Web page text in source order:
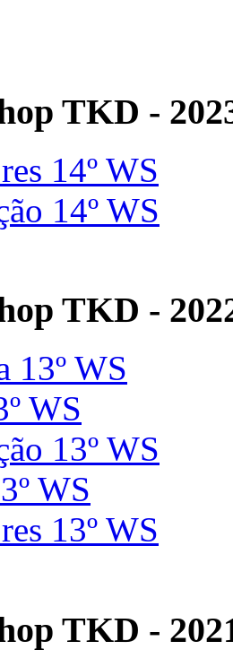
TKD -
14º WS
14º WS
TKD -
13º WS
WS
13º WS
WS
13º WS
TKD -